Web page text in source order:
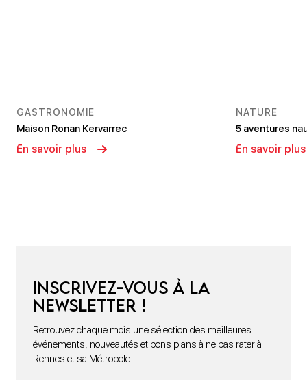
GASTRONOMIE
Maison Ronan Kervarrec
En savoir plus
NATURE
5 aventures
En savoir plus
Inscrivez-vous à la
newsletter !
Retrouvez chaque mois une sélection des meilleures
événements, nouveautés et bons plans à ne pas rater à
Rennes et sa Métropole.